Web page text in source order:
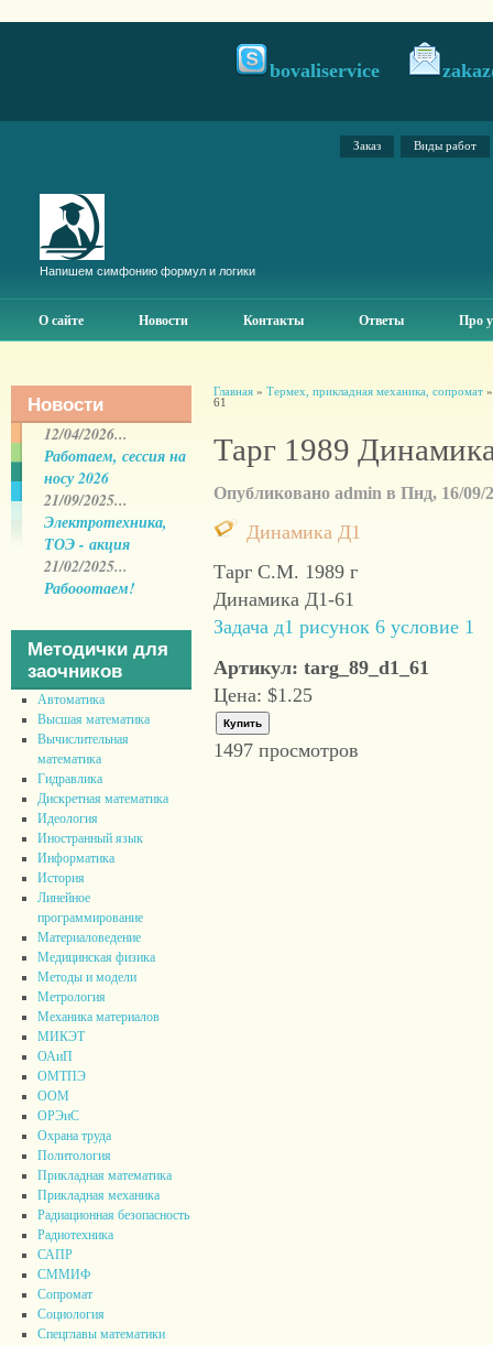
bovaliservice
Заказ Виды работ
Напишем симфонию формул и логики
О сайте Новости Контакты Ответы Про
Новости
12/04/2026...
Работаем, сессия на
носу 2026
21/09/2025...
Электротехника,
ТОЭ - акция
21/02/2025...
Рабооотаем!
Методички для
заочников
Автоматика
Высшая математика
Вычислительная
математика
Гидравлика
Дискретная математика
Идеология
Иностранный язык
Информатика
История
Линейное
программирование
Материаловедение
Медицинская физика
Методы и модели
Метрология
Механика материалов
МИКЭТ
ОАиП
ОМТПЭ
ООМ
ОРЭиС
Охрана труда
Политология
Прикладная математика
Прикладная механика
Радиационная безопасность
Радиотехника
САПР
СММИФ
Сопромат
Социология
Спецглавы математики
Главная» Термех, прикладная механика, сопромат
61
Тарг 1989
Опубликовано admin в Пнд, 16/09/
Динамика Д1
Тарг С.М. 1989 г
Динамика Д1-61
Задача д1 рисунок 6 условие 1
Артикул: targ_89_d1_61
Цена: $1.25
1497 просмотров